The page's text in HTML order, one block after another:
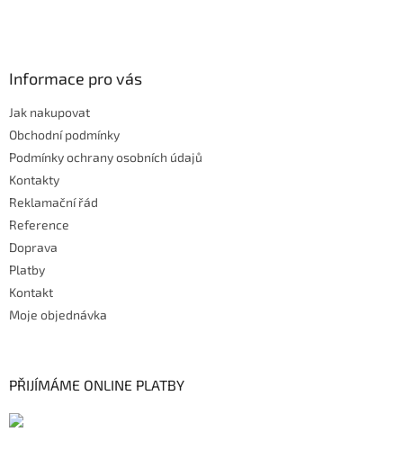
Informace pro vás
Jak nakupovat
Obchodní podmínky
Podmínky ochrany osobních údajů
Kontakty
Reklamační řád
Reference
Doprava
Platby
Kontakt
Moje objednávka
PŘIJÍMÁME ONLINE PLATBY